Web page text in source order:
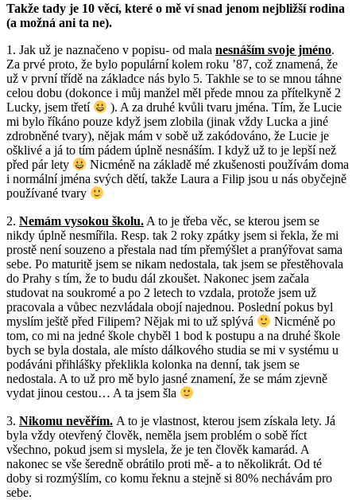
Takže tady je 10 věcí, které o mě ví snad jenom nejbližší rodina
(a možná ani ta ne).
1. Jak už je naznačeno v popisu- od mala nesnáším svoje jméno.
Za prvé proto, že bylo populární kolem roku ’87, což znamená, že
už v první třídě na základce nás bylo 5. Takhle se to se mnou táhne
celou dobu (dokonce i můj manžel měl přede mnou za přítelkyně 2
Lucky, jsem třetí
). A za druhé kvůli tvaru jména. Tím, že Lucie
mi bylo říkáno pouze když jsem zlobila (jinak vždy Lucka a jiné
zdrobněné tvary), nějak mám v sobě už zakódováno, že Lucie je
ošklivé a já to tím pádem úplně nesnáším. I když už to je lepší než
před pár lety
Nicméně na základě mé zkušenosti používám doma
i normální jména svých dětí, takže Laura a Filip jsou u nás obyčejně
používané tvary
2. Nemám vysokou školu. A to je třeba věc, se kterou jsem se
nikdy úplně nesmířila. Resp. tak 2 roky zpátky jsem si řekla, že mi
prostě není souzeno a přestala nad tím přemýšlet a pranýřovat sama
sebe. Po maturitě jsem se nikam nedostala, tak jsem se přestěhovala
do Prahy s tím, že to budu dál zkoušet. Nakonec jsem začala
studovat na soukromé a po 2 letech to vzdala, protože jsem už
pracovala a vůbec nezvládala obojí najednou. Poslední pokus byl
myslím ještě před Filipem? Nějak mi to už splývá
Nicméně po
tom, co mi na jedné škole chyběl 1 bod k postupu a na druhé škole
bych se byla dostala, ale místo dálkového studia se mi v systému u
podáváni přihlášky překlikla kolonka na denní, tak jsem se
nedostala. A to už pro mě bylo jasné znamení, že se mám zjevně
vydat jinou cestou… A ta jsem šla
3. Nikomu nevěřím. A to je vlastnost, kterou jsem získala lety. Já
byla vždy otevřený člověk, neměla jsem problém o sobě říct
všechno, pokud jsem si myslela, že je ten člověk kamarád. A
nakonec se vše šeredně obrátilo proti mě- a to několikrát. Od té
doby si rozmýšlím, co komu řeknu a stejně si 80% nechávám pro
sebe.